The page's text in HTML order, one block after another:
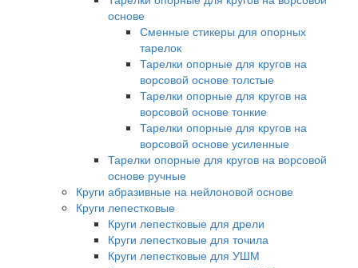
основе
Сменные стикеры для опорных
тарелок
Тарелки опорные для кругов на
ворсовой основе толстые
Тарелки опорные для кругов на
ворсовой основе тонкие
Тарелки опорные для кругов на
ворсовой основе усиленные
Тарелки опорные для кругов на ворсовой
основе ручные
Круги абразивные на нейлоновой основе
Круги лепестковые
Круги лепестковые для дрели
Круги лепестковые для точила
Круги лепестковые для УШМ